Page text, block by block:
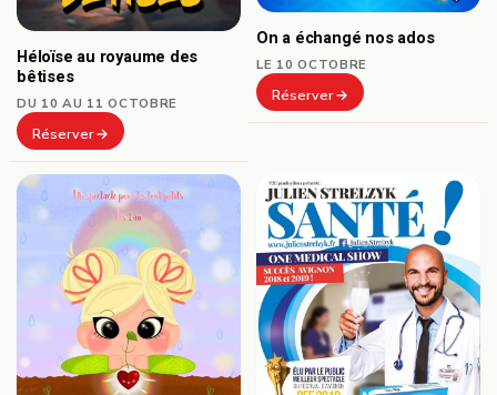
Héloïse au royaume des
bêtises
DU 10 AU 11 OCTOBRE
Réserver
On a échangé nos ados
LE 10 OCTOBRE
Réserver